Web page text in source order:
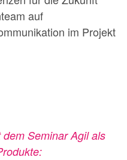
auf
im Projekt
Seminar Agil als